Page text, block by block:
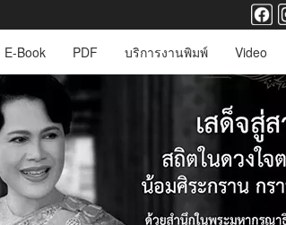
E-Book PDF บริการงานพิมพ์ Video